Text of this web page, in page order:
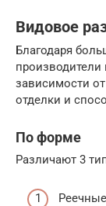
Видовое
Благодаря
зависимости
отделки и
По форме
Различают 3